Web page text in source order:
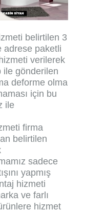
belirtilen 3
adrese paketli
verilerek
ile gönderilen
deforme olma
için bu
ile
firma
belirtilen
sadece
yapmış
hizmeti
ve farlı
hizmet